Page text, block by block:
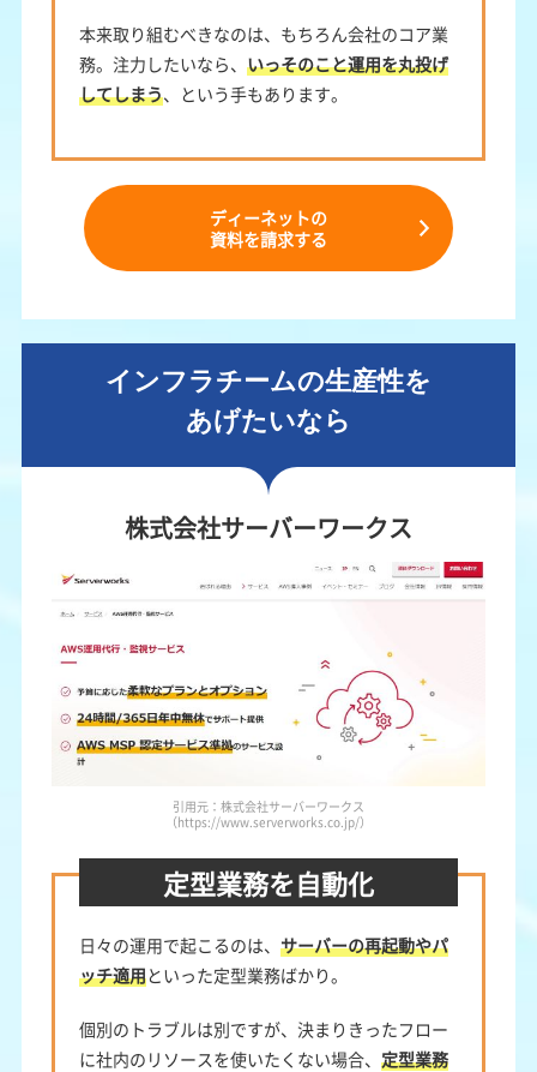
本来取り組むべきなのは、もちろん会社のコア業
務。注力したいなら、 いっそのこと運用を丸投げ
してしまう、という手もあります。
ディーネットの
資料を請求する
インフラチームの生産性を
あげたいなら
株式会社サーバーワークス
引用元：株式会社サーバーワークス
（https://www.serverworks.co.jp/）
定型業務を自動化
日々の運用で起こるのは、 サーバーの再起動やパ
ッチ適用といった定型業務ばかり。
個別のトラブルは別ですが、決まりきったフロー
に社内のリソースを使いたくない場合、 定型業務